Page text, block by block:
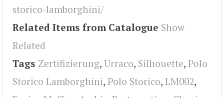
storico-lamborghini/
Related Items from Catalogue Show
Related
Tags Zertifizierung, Urraco, Silhouette, Polo
Storico Lamborghini, Polo Storico, LM002,